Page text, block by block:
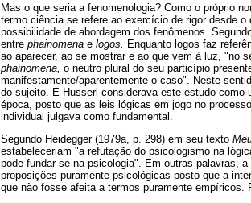
Mas o que seria a fenomenologia? Como o próprio
termo ciência se refere ao exercício de rigor desde
possibilidade de abordagem dos fenômenos.
entre phainomena e logos. Enquanto logos faz
ao aparecer, ao se mostrar e ao que vem à luz, "no
phainomena, o neutro plural do seu particípio
manifestamente/aparentemente o caso". Neste
do sujeito. E Husserl considerava este estudo
época, posto que as leis lógicas em jogo no
individual julgava como fundamental.
Segundo Heidegger (1979a, p. 298) em seu texto
estabeleceriam "a refutação do psicologismo na
pode fundar-se na psicologia". Em outras palavras,
proposições puramente psicológicas posto que a
que não fosse afeita a termos puramente